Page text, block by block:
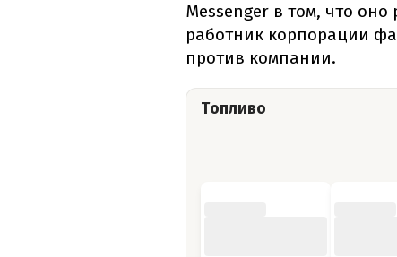
Messenger в том, что
работник корпорации
против компании.
Топливо